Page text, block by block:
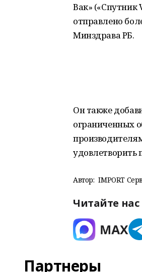
Вак» («Спутник
отправлено
Минздрава РБ.
Он также
ограниченных
удовлетворить
Автор: IMPORT
Читайте нас
Партнеры